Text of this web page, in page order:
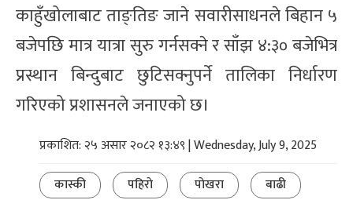
काहुँखोलाबाट ताङ्तिङ जाने सवारीसाधनले बिहान ५
बजेपछि मात्र यात्रा सुरु गर्नसक्ने र साँझ ४:३० बजेभित्र
प्रस्थान बिन्दुबाट छुटिसक्नुपर्ने तालिका निर्धारण
गरिएको प्रशासनले जनाएको छ।
प्रकाशित: २५ असार २०८२ १३:४९ | Wednesday, July 9, 2025
कास्की
पहिराे पाेखरा
बाढी